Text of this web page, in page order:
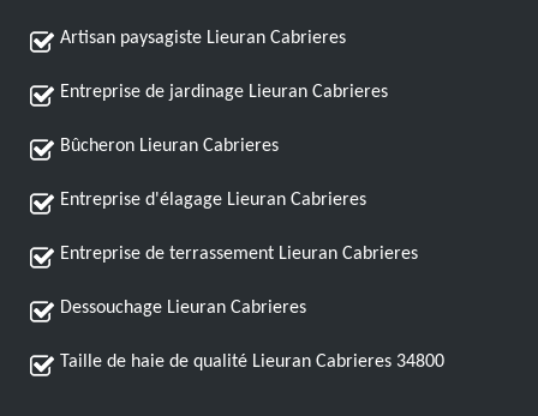
Artisan paysagiste Lieuran Cabrieres
Entreprise de jardinage Lieuran Cabrieres
Bûcheron Lieuran Cabrieres
Entreprise d'élagage Lieuran Cabrieres
Entreprise de terrassement Lieuran Cabrieres
Dessouchage Lieuran Cabrieres
Taille de haie de qualité Lieuran Cabrieres 34800